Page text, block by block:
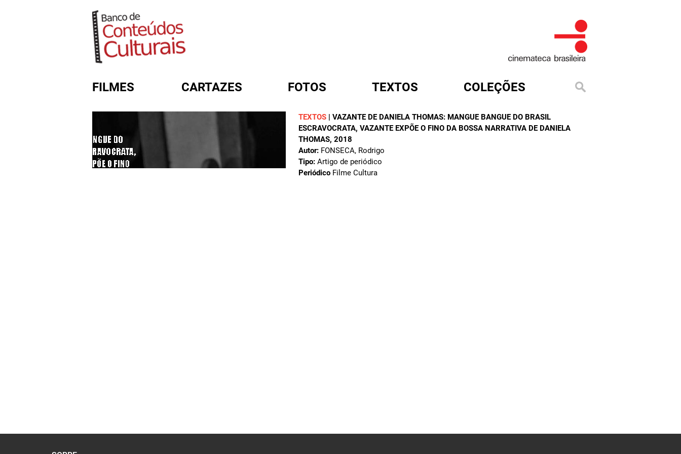
FILMES CARTAZES FOTOS TEXTOS COLEÇÕES
TEXTOS | VAZANTE DE DANIELA THOMAS: MANGUE BANGUE DO BRASIL
ESCRAVOCRATA, VAZANTE EXPÕE O FINO DA BOSSA NARRATIVA DE DANIELA
THOMAS, 2018
Autor: FONSECA, Rodrigo
Tipo: Artigo de periódico
Periódico Filme Cultura
FORMULÁRIO DE BUSCA